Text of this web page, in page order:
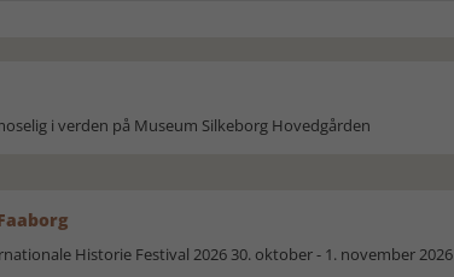
i verden på Museum Silkeborg Hovedgården
Historie Festival 2026 30. oktober - 1. november 2026